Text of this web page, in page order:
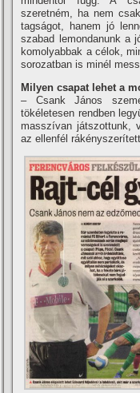
szeretném, ha nem
tagságot, hanem jó
szabad lemondanunk a
komolyabbak a célok,
sorozatban is minél
Milyen csapat lehet a
– Csank János
tökéletesen rendben
masszí­van játszottunk,
az ellenfél